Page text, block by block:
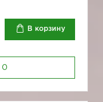
В корзину
0